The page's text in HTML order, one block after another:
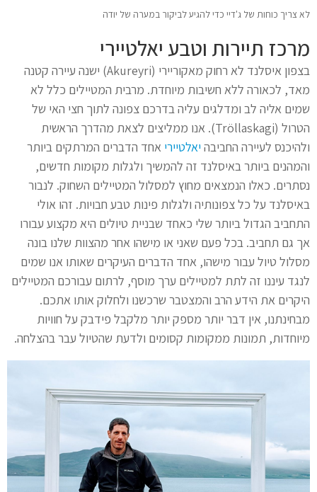
לא צריך כוחות של ג'דיי כדי להגיע לביקור במערה של יודה
מרכז תיירות וטבע יאלטיירי
בצפון איסלנד לא רחוק מאקוריירי (Akureyri) ישנה עיירה קטנה
מאד, לכאורה ללא חשיבות מיוחדת. מרבית המטיילים כלל לא
שמים אליה לב ומדלגים עליה בדרכם צפונה לתוך חצי האי של
הטרול (Tröllaskagi). אנו ממליצים לצאת מהדרך הראשית
ולהיכנס לעיירה החביבהיאלטייריאחד הדברים המרתקים ביותר
והמהנים ביותר באיסלנד זה להמשיך ולגלות מקומות חדשים,
נסתרים. כאלו הנמצאים מחוץ למסלול המטיילים השחוק. לנבור
באיסלנד על כל צפונותיה ולגלות פינות טבע חבויות. זהו אולי
התחביב הגדול ביותר שלי כאחד שבניית טיולים היא מקצוע עבורו
אך גם תחביב. בכל פעם שאני או מישהו אחר מהצוות שלנו בונה
מסלול טיול עבור מישהו, אחד הדברים העיקרים שאותו אנו שמים
לנגד עיננו זה לתת למטיילים ערך מוסף, לרתום עבורכם המטיילים
היקרים את הידע הרב והמצטבר שרכשנו ולחלוק אותו אתכם.
מבחינתנו, אין דבר יותר מספק יותר מלקבל פידבק על חוויות
מיוחדות, תמונות ממקומות קסומים ולדעת שהטיול עבר בהצלחה.